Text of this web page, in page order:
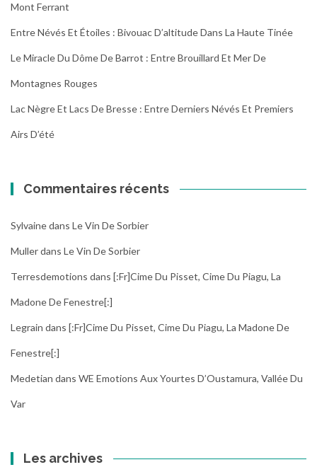
Mont Ferrant
Entre Névés Et Étoiles : Bivouac D’altitude Dans La Haute Tinée
Le Miracle Du Dôme De Barrot : Entre Brouillard Et Mer De
Montagnes Rouges
Lac Nègre Et Lacs De Bresse : Entre Derniers Névés Et Premiers
Airs D’été
Commentaires récents
Sylvainedans Le Vin De Sorbier
Mullerdans Le Vin De Sorbier
Terresdemotions dans [:fr]Cime Du Pisset, Cime Du Piagu, La
Madone De Fenestre[:]
Legrain dans [:fr]Cime Du Pisset, Cime Du Piagu, La Madone De
Fenestre[:]
Medetian dans WE Emotions Aux Yourtes D’Oustamura, Vallée Du
Var
Les archives